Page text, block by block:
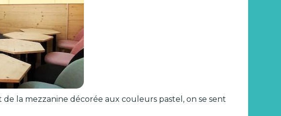
de la mezzanine décorée aux couleurs pastel, on se sent